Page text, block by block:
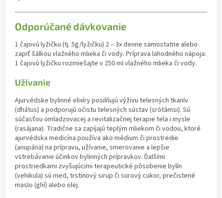
Odporúčané dávkovanie
1 čajovú lyžičku (tj. 5g/lyžičku) 2 – 3x denne samostatne alebo
zapiť šálkou vlažného mlieka či vody. Príprava lahodného nápoja:
1 čajovú lyžičku rozmiešajte v 250 ml vlažného mlieka či vody.
Užívanie
Ajurvédske bylinné elixíry posilňujú výživu telesných tkanív
(dhátus) a podporujú očistu telesných sústav (srótámsi). Sú
súčasťou omladzovacej a revitalizačnej terapie tela i mysle
(rasájana). Tradične sa zapíjajú teplým mliekom či vodou, ktoré
ajurvédska medicína používa ako médium či prostredie
(anupána) na prípravu, užívanie, smerovanie a lepšie
vstrebávanie účinkov bylinných prípravkov. Ďalšími
prostriedkami zvyšujúcimi terapeutické pôsobenie bylín
(vehikula) sú med, trstinový sirup či surový cukor, prečistené
maslo (ghí) alebo olej.